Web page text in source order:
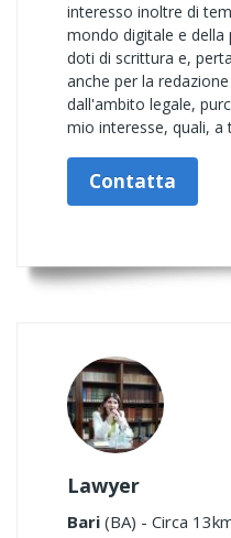
interesso inoltre di
mondo digitale e della
doti di scrittura e,
anche per la
dall'ambito legale,
mio interesse, quali, a
Contatta
Lawyer
Bari (BA) - Circa